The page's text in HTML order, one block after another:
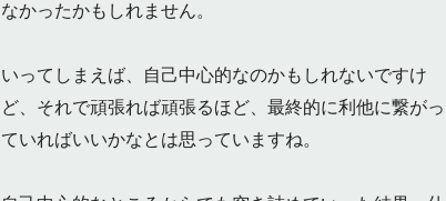
なかったかもしれません。
いってしまえば、自己中心的なのかもしれないですけ
ど、それで頑張れば頑張るほど、最終的に利他に繋がっ
ていればいいかなとは思っていますね。